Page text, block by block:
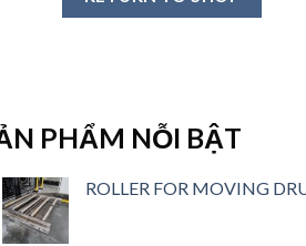
PHẨM NỖI BẬT
ROLLER FOR MOVING